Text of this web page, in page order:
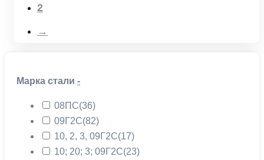
2
→
Марка стали -
08ПС(36)
09Г2С(82)
10, 2, 3, 09Г2С(17)
10; 20; 3; 09Г2С(23)